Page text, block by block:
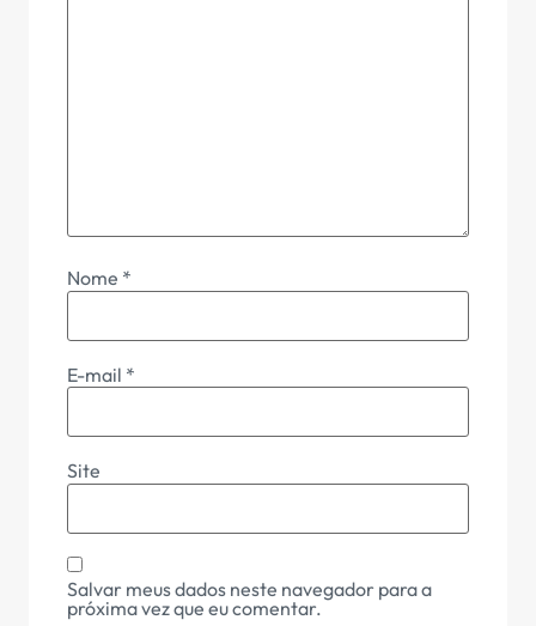
Nome *
E-mail *
Site
Salvar meus dados neste navegador para a
próxima vez que eu comentar.